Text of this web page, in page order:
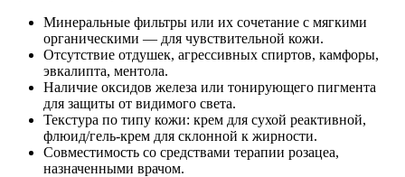
Минеральные фильтры или их сочетание с мягкими
органическими — для чувствительной кожи.
Отсутствие отдушек, агрессивных спиртов, камфоры,
эвкалипта, ментола.
Наличие оксидов железа или тонирующего пигмента
для защиты от видимого света.
Текстура по типу кожи: крем для сухой реактивной,
флюид/гель-крем для склонной к жирности.
Совместимость со средствами терапии розацеа,
назначенными врачом.